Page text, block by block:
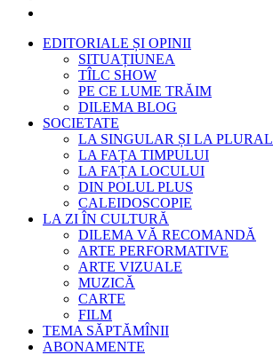
EDITORIALE ȘI OPINII
SITUAȚIUNEA
TÎLC SHOW
PE CE LUME TRĂIM
DILEMA BLOG
SOCIETATE
LA SINGULAR ȘI LA PLURAL
LA FAȚA TIMPULUI
LA FAȚA LOCULUI
DIN POLUL PLUS
CALEIDOSCOPIE
LA ZI ÎN CULTURĂ
DILEMA VĂ RECOMANDĂ
ARTE PERFORMATIVE
ARTE VIZUALE
MUZICĂ
CARTE
FILM
TEMA SĂPTĂMÎNII
ABONAMENTE